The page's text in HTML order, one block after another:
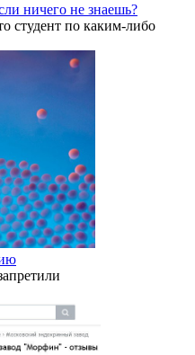
ничего не знаешь?
студент по каким-либо